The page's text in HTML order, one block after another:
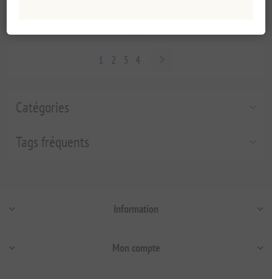
Catégories
Tags fréquents
1 2 3 4
Information
Mon compte